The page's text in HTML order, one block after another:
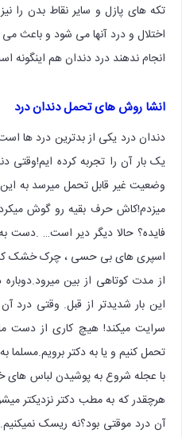
تکه های پازل و سایر نقاط بدن را
اختلال و درد آنها می شود و باعث
انجام ندهند درد دندان هم اینگونه
انشا روش های تحمل دندان درد
دندان درد یکی از بدترین درد ها
یک بار آن را تجربه کرده
وضعیت غیر قابل تحمل میرسد به
میزدم!کاش حرف بقیه رو گوش
فایده؟ حالا دیگر دیر است…
اسپری های بی حسی ، چرک خشک کن
از مدت کوتاهی از بین
این بار شدیدتر از قبل. وقتی درد
سرایت میکند! هیچ کاری از دست ما
تحمل کنیم و یا به دکتر
با عجله شروع به پوشیدن لباس های
هرچقدر که به مطب دکتر نزدیکتر
آن درد موقتی بود؟نه ریسک